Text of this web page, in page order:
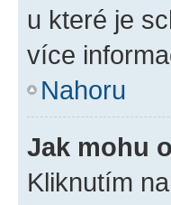
u které je
více
Nahoru
Jak mohu
Kliknutím